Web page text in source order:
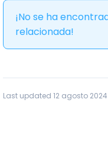
¡No se ha
relacionada!
Last updated 12 agosto 2024